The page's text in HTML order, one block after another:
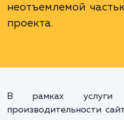
мгновенной
даже
аудита
неотъемлемой